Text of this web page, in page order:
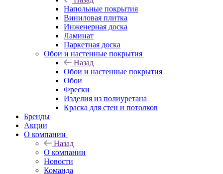
Напольные покрытия
Виниловая плитка
Инженерная доска
Ламинат
Паркетная доска
Обои и настенные покрытия
Назад
Обои и настенные покрытия
Обои
Фрески
Изделия из полиуретана
Краска для стен и потолков
Бренды
Акции
О компании
Назад
О компании
Новости
Команда